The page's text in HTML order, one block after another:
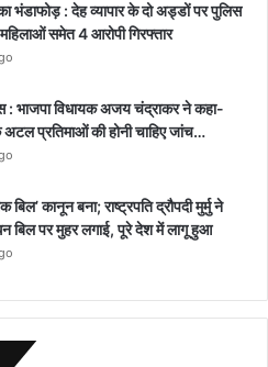
भंडाफोड़ : देह व्यापार के दो अड्डों पर पुलिस
महिलाओं समेत 4 आरोपी गिरफ्तार
: भाजपा विधायक अजय चंद्राकर ने कहा-
प्रतिमाओं की होनी चाहिए जांच…
बिल’ कानून बना; राष्ट्रपति द्रौपदी मुर्मु ने
बिल पर मुहर लगाई, पूरे देश में लागू हुआ